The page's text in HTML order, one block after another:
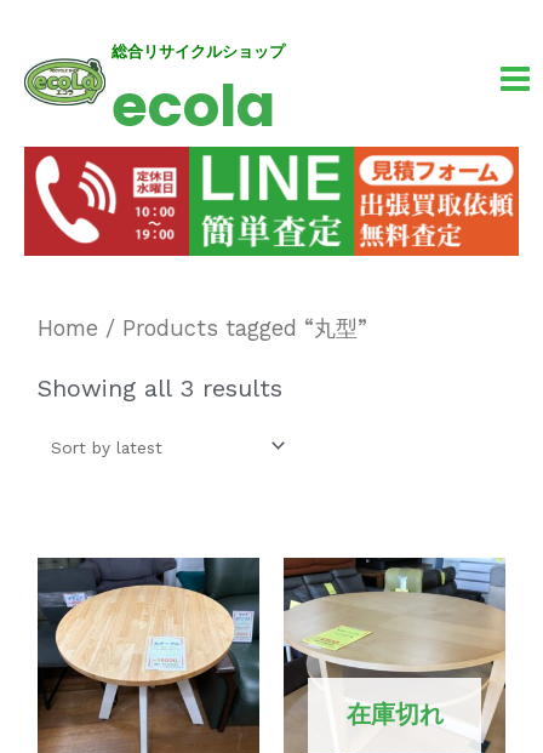
総合リサイクルショップ
ecola
Home / Products tagged “丸型”
Showing all 3 results
在庫切れ